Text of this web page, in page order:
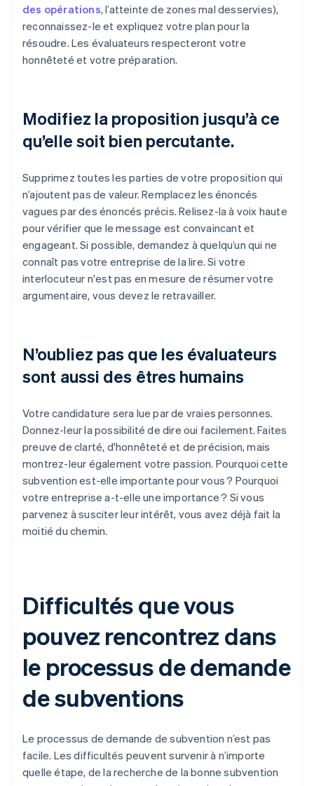
des opérations, l’atteinte de zones mal desservies),
reconnaissez-le et expliquez votre plan pour la
résoudre. Les évaluateurs respecteront votre
honnêteté et votre préparation.
Modifiez la proposition jusqu’à ce
qu’elle soit bien percutante.
Supprimez toutes les parties de votre proposition qui
n’ajoutent pas de valeur. Remplacez les énoncés
vagues par des énoncés précis. Relisez-la à voix haute
pour vérifier que le message est convaincant et
engageant. Si possible, demandez à quelqu’un qui ne
connaît pas votre entreprise de la lire. Si votre
interlocuteur n'est pas en mesure de résumer votre
argumentaire, vous devez le retravailler.
N’oubliez pas que les évaluateurs
sont aussi des êtres humains
Votre candidature sera lue par de vraies personnes.
Donnez-leur la possibilité de dire oui facilement. Faites
preuve de clarté, d'honnêteté et de précision, mais
montrez-leur également votre passion. Pourquoi cette
subvention est-elle importante pour vous ? Pourquoi
votre entreprise a-t-elle une importance ? Si vous
parvenez à susciter leur intérêt, vous avez déjà fait la
moitié du chemin.
Difficultés que vous
pouvez rencontrez dans
le processus de demande
de subventions
Le processus de demande de subvention n’est pas
facile. Les difficultés peuvent survenir à n’importe
quelle étape, de la recherche de la bonne subvention